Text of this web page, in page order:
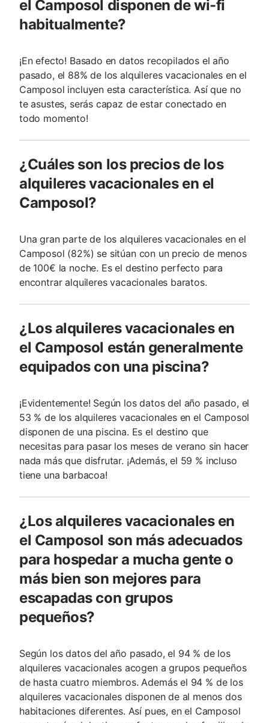
el Camposol disponen de wi-fi
habitualmente?
¡En efecto! Basado en datos recopilados el año
pasado, el 88% de los alquileres vacacionales en el
Camposol incluyen esta característica. Así que no
te asustes, serás capaz de estar conectado en
todo momento!
¿Cuáles son los precios de los
alquileres vacacionales en el
Camposol?
Una gran parte de los alquileres vacacionales en el
Camposol (82%) se sitúan con un precio de menos
de 100€ la noche. Es el destino perfecto para
encontrar alquileres vacacionales baratos.
¿Los alquileres vacacionales en
el Camposol están generalmente
equipados con una piscina?
¡Evidentemente! Según los datos del año pasado, el
53 % de los alquileres vacacionales en el Camposol
disponen de una piscina. Es el destino que
necesitas para pasar los meses de verano sin hacer
nada más que disfrutar. ¡Además, el 59 % incluso
tiene una barbacoa!
¿Los alquileres vacacionales en
el Camposol son más adecuados
para hospedar a mucha gente o
más bien son mejores para
escapadas con grupos
pequeños?
Según los datos del año pasado, el 94 % de los
alquileres vacacionales acogen a grupos pequeños
de hasta cuatro miembros. Además el 94 % de los
alquileres vacacionales disponen de al menos dos
habitaciones diferentes. Así pues, en el Camposol